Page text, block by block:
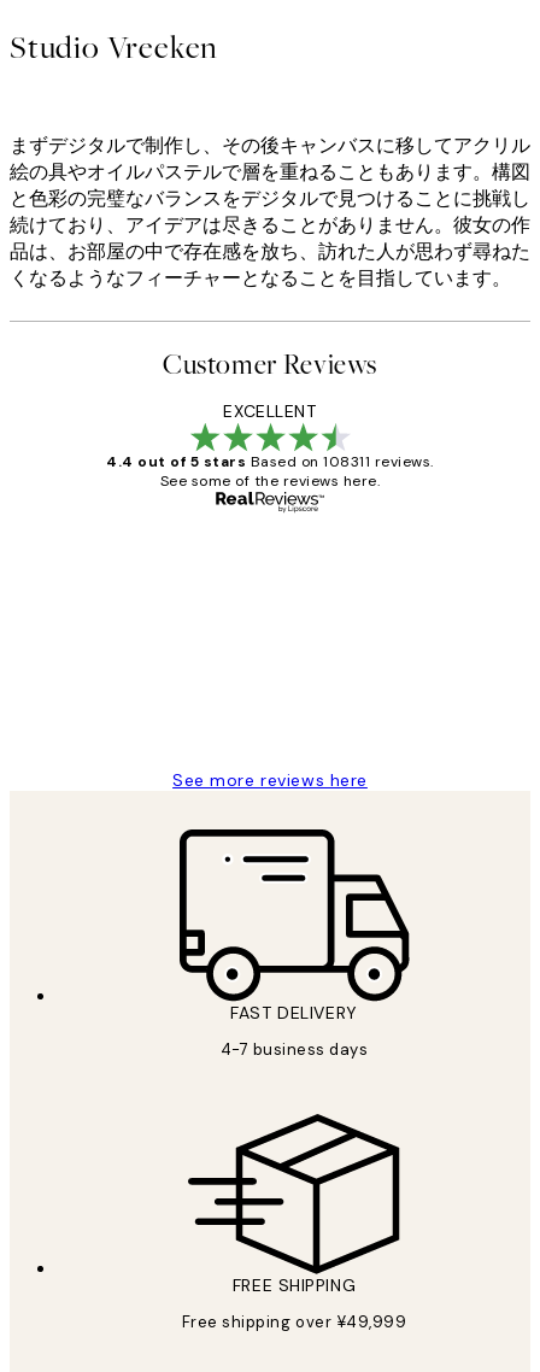
Studio Vreeken
まずデジタルで制作し、その後キャンバスに移してアクリル
絵の具やオイルパステルで層を重ねることもあります。構図
と色彩の完璧なバランスをデジタルで見つけることに挑戦し
続けており、アイデアは尽きることがありません。彼女の作
品は、お部屋の中で存在感を放ち、訪れた人が思わず尋ねた
くなるようなフィーチャーとなることを目指しています。
Customer Reviews
EXCELLENT
4.4 out of 5 stars Based on 108311 reviews.
See some of the reviews here.
See more reviews here
FAST DELIVERY
4-7 business days
FREE SHIPPING
Free shipping over ¥49,999